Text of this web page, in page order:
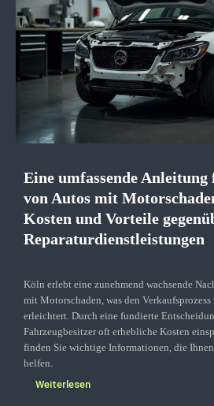
Eine umfassende
von Autos mit
Kosten und Vorteile
Reparaturdienstleistungen
Köln erlebt eine zunehmend wachsende
mit Motorschaden, was den
erleichtert. Durch eine fundierte
Fahrzeugbesitzer oft erhebliche Kosten
finden Sie wichtige Informationen, die
helfen.
Weiterlesen